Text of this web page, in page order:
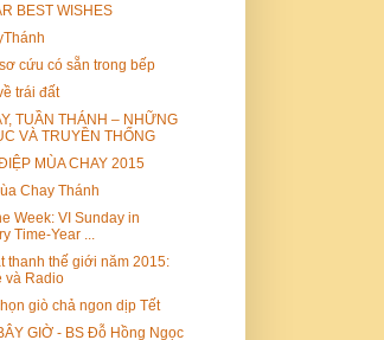
BEST WISHES
cứu có sẵn trong bếp
trái đất
TUẦN THÁNH – NHỮNG
VÀ TRUYỀN THỐNG
MÙA CHAY 2015
Chay Thánh
Week: VI Sunday in
Time-Year ...
thanh thế giới năm 2015:
và Radio
giò chả ngon dịp Tết
GIỜ - BS Đỗ Hồng Ngọc